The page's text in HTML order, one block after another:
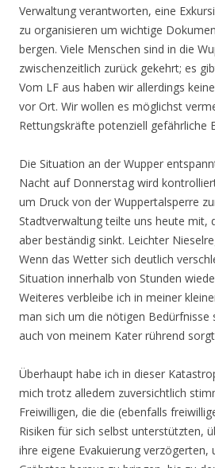
Verwaltung verantworten, eine
zu organisieren um wichtige
bergen. Viele Menschen sind in die
zwischenzeitlich zurück gekehrt; es
Vom LF aus haben wir allerdings
vor Ort. Wir wollen es möglichst
Rettungskräfte potenziell gefährliche
Die Situation an der Wupper
Nacht auf Donnerstag wird
um Druck von der Wuppertalsperre
Stadtverwaltung teilte uns heute mit,
aber beständig sinkt. Leichter
Wenn das Wetter sich deutlich
Situation innerhalb von Stunden
Weiteres verbleibe ich in meiner
man sich um die nötigen Bedürfnisse
auch von meinem Kater rührend
Überhaupt habe ich in dieser
mich trotz alledem zuversichtlich
Freiwilligen, die die (ebenfalls
Risiken für sich selbst unterstützten,
ihre eigene Evakuierung verzögerten,